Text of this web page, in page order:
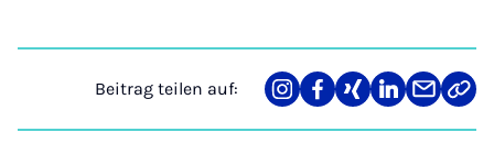
Beitrag teilen auf:
Teilen
auf
Teilen
auf
Teilen
auf
Teilen
auf
Teilen
über
Link